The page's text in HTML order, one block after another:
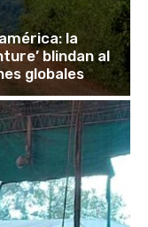
la
blindan al
globales